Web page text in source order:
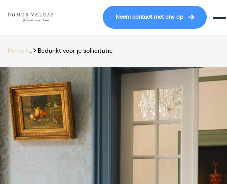
Navigatie overslaan
Neem contact met ons op
Home> > Bedankt voor je sollicitatie